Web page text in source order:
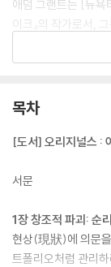
애덤 그랜트는 [뉴욕
이크』의 작가로서,
청하는 것을 인생의
저한 증거를 가지고,
에서 미묘한 차이로
목차
[도서] 오리지널스 :
서문
1장 창조적 파괴: 순
현상(現狀)에 의문
트폴리오처럼 관리